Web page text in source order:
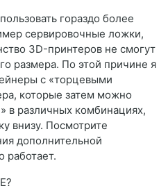
гораздо более
сервировочные ложки,
3D-принтеров не смогут
размера. По этой причине я
с «торцевыми
которые затем можно
в различных комбинациях,
внизу. Посмотрите
дополнительной
работает.